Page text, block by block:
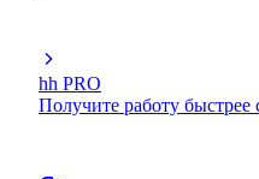
hh PRO
Получите работу